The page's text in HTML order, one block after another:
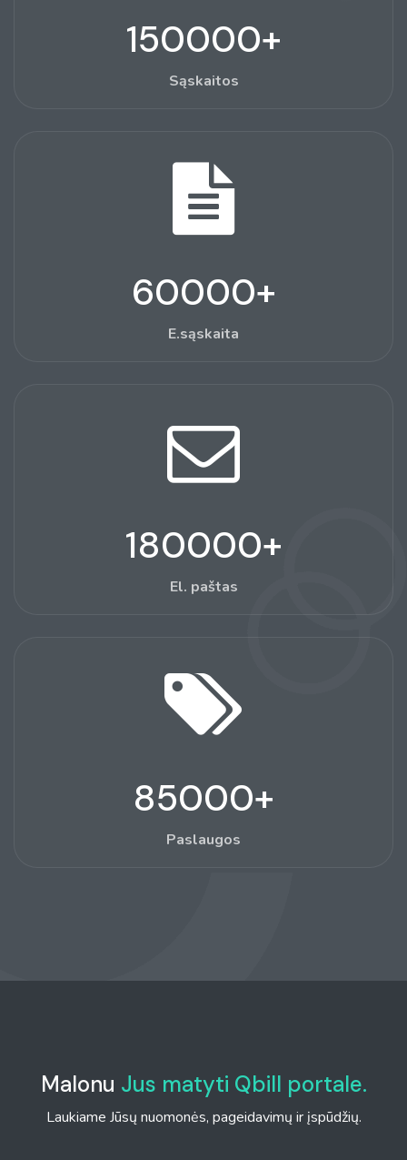
150000+
Sąskaitos
60000+
E.sąskaita
180000+
El. paštas
85000+
Paslaugos
Malonu Jus matyti Qbill portale.
Laukiame Jūsų nuomonės, pageidavimų ir įspūdžių.